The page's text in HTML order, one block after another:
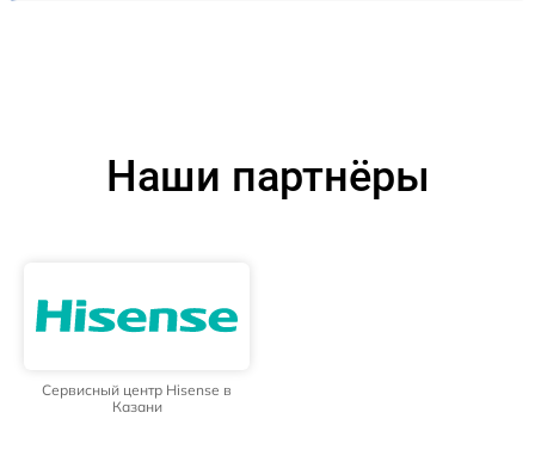
Наши партнёры
Сервисный центр Hisense в
Казани